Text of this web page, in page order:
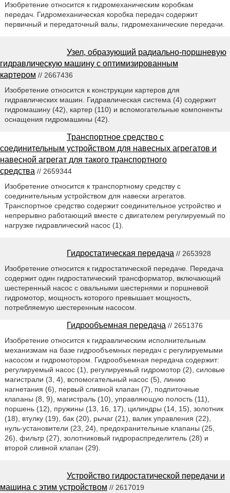
Изобретение относится к гидромеханическим коробкам
передач. Гидромеханическая коробка передач содержит
первичный и передаточный валы, гидромеханические передачи.
Узел, образующий радиально-поршневую
гидравлическую машину с оптимизированным
картером // 2667436
Изобретение относится к конструкции картеров для
гидравлических машин. Гидравлическая система (4) содержит
гидромашину (42), картер (110) и вспомогательные компоненты
оснащения гидромашины (42).
Транспортное средство с
соединительным устройством для навесных агрегатов и
навесной агрегат для такого транспортного
средства // 2659344
Изобретение относится к транспортному средству с
соединительным устройством для навески агрегатов.
Транспортное средство содержит соединительное устройство и
непрерывно работающий вместе с двигателем регулируемый по
нагрузке гидравлический насос (1).
Гидростатическая передача // 2653928
Изобретение относится к гидростатической передаче. Передача
содержит один гидростатический трансформатор, включающий
шестеренный насос с овальными шестернями и поршневой
гидромотор, мощность которого превышает мощность,
потребляемую шестеренным насосом.
Гидрообъемная передача // 2651376
Изобретение относится к гидравлическим исполнительным
механизмам на базе гидрообъемных передач с регулируемыми
насосом и гидромотором. Гидрообъемная передача содержит:
регулируемый насос (1), регулируемый гидромотор (2), силовые
магистрали (3, 4), вспомогательный насос (5), линию
нагнетания (6), первый сливной клапан (7), подпиточные
клапаны (8, 9), магистраль (10), управляющую полость (11),
поршень (12), пружины (13, 16, 17), цилиндры (14, 15), золотник
(18), втулку (19), бак (20), рычаг (21), валик управления (22),
нуль-установители (23, 24), предохранительные клапаны (25,
26), фильтр (27), золотниковый гидрораспределитель (28) и
второй сливной клапан (29).
Устройство гидростатической передачи и
машина с этим устройством // 2617019